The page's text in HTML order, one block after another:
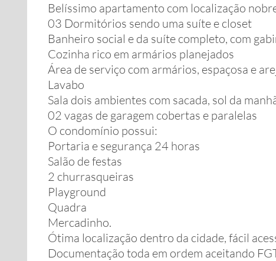
Belíssimo apartamento com localização
03 Dormitórios sendo uma suíte e closet
Banheiro social e da suíte completo, com
Cozinha rico em armários planejados
Área de serviço com armários, espaçosa e
Lavabo
Sala dois ambientes com sacada, sol da
02 vagas de garagem cobertas e paralelas
O condomínio possui:
Portaria e segurança 24 horas
Salão de festas
2 churrasqueiras
Playground
Quadra
Mercadinho.
Ótima localização dentro da cidade, fácil
Documentação toda em ordem aceitando